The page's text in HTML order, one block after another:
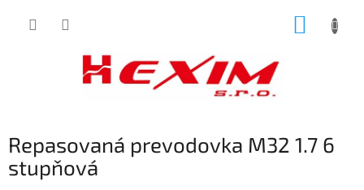
Repasovaná prevodovka M32 1.7 6
stupňová